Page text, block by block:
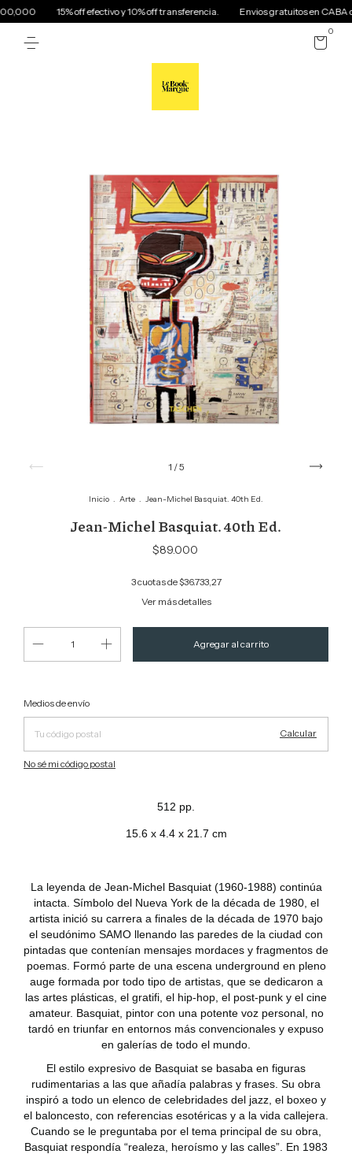
15% off efectivo y 10% off transferencia. Envios gratuitos en CABA
0
1 /5
Inicio . Arte . Jean-Michel Basquiat. 40th Ed.
Jean-Michel Basquiat. 40th Ed.
$89.000
3cuotas de$36.733,27
Ver más detalles
Entregas para el CP:
Medios de envío
Calcular
No sé mi código postal
512 pp.
15.6 x 4.4 x 21.7 cm
La leyenda de Jean-Michel Basquiat (1960-1988) continúa
intacta. Símbolo del Nueva York de la década de 1980, el
artista inició su carrera a finales de la década de 1970 bajo
el seudónimo SAMO llenando las paredes de la ciudad con
pintadas que contenían mensajes mordaces y fragmentos de
poemas. Formó parte de una escena underground en pleno
auge formada por todo tipo de artistas, que se dedicaron a
las artes plásticas, el gratifi, el hip-hop, el post-punk y el cine
amateur. Basquiat, pintor con una potente voz personal, no
tardó en triunfar en entornos más convencionales y expuso
en galerías de todo el mundo.
El estilo expresivo de Basquiat se basaba en figuras
rudimentarias a las que añadía palabras y frases. Su obra
inspiró a todo un elenco de celebridades del jazz, el boxeo y
el baloncesto, con referencias esotéricas y a la vida callejera.
Cuando se le preguntaba por el tema principal de su obra,
Basquiat respondía “realeza, heroísmo y las calles”. En 1983